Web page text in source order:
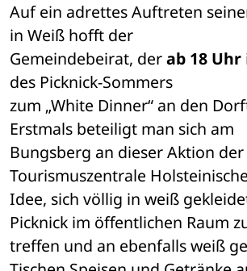
Auf ein adrettes Auftreten
in Weiß hofft der
Gemeindebeirat, der ab 18 Uhr
des Picknick-Sommers
zum „White Dinner“ an den
Erstmals beteiligt man sich am
Bungsberg an dieser Aktion der
Tourismuszentrale
Idee, sich völlig in weiß
Picknick im öffentlichen Raum
treffen und an ebenfalls weiß